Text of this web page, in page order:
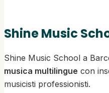
Shine Music
Shine Music School a
musica multilingue con
musicisti professionisti.